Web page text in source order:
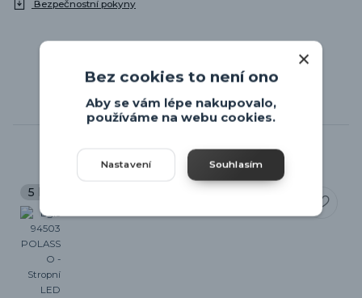
Bezpečnostní pokyny
Související zboží 1
5 let záruka
Bez cookies to není ono
Aby se vám lépe nakupovalo,
používáme na webu cookies.
Nastavení Souhlasím